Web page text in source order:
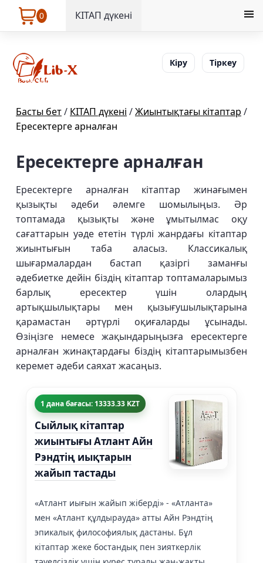
0 КІТАП дүкені
Кіру Тіркеу
Басты бет/ КІТАП дүкені /Жиынтықтағы кітаптар /
Ересектерге арналған
Ересектерге арналған
Ересектерге арналған кітаптар жинағымен
қызықты әдеби әлемге шомылыңыз. Әр
топтамада қызықты және ұмытылмас оқу
сағаттарын уәде ететін түрлі жанрдағы кітаптар
жиынтығын таба аласыз. Классикалық
шығармалардан бастап қазіргі заманғы
әдебиетке дейін біздің кітаптар топтамаларымыз
барлық ересектер үшін олардың
артықшылықтары мен қызығушылықтарына
қарамастан әртүрлі оқиғаларды ұсынады.
Өзіңізге немесе жақындарыңызға ересектерге
арналған жинақтардағы біздің кітаптарымызбен
керемет әдеби саяхат жасаңыз.
1 дана бағасы: 13333.33 KZT
Сыйлық кітаптар
жиынтығы Атлант Айн
Рэндтің иықтарын
жайып тастады
«Атлант иығын жайып жіберді» - «Атланта»
мен «Атлант құлдырауда» атты Айн Рэндтің
эпикалық философиялық дастаны. Бұл
кітаптар жеке бостандық пен зияткерлік